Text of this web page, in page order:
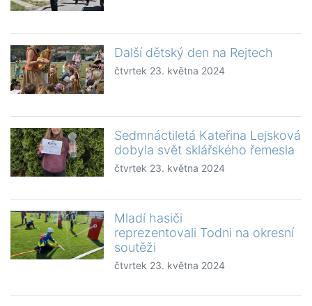
Další dětský den na Rejtech
čtvrtek 23. května 2024
Sedmnáctiletá Kateřina Lejsková
dobyla svět sklářského řemesla
čtvrtek 23. května 2024
Mladí hasiči
reprezentovali Todni na okresní
soutěži
čtvrtek 23. května 2024